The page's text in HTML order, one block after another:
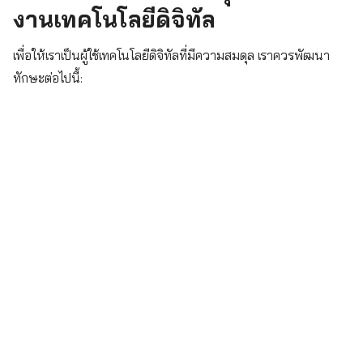
งานเทคโนโลยีดิจิทัล
เพื่อให้เราเป็นผู้ใช้เทคโนโลยีดิจิทัลที่มีความสมดุล เราควรพัฒนา
ทักษะต่อไปนี้: